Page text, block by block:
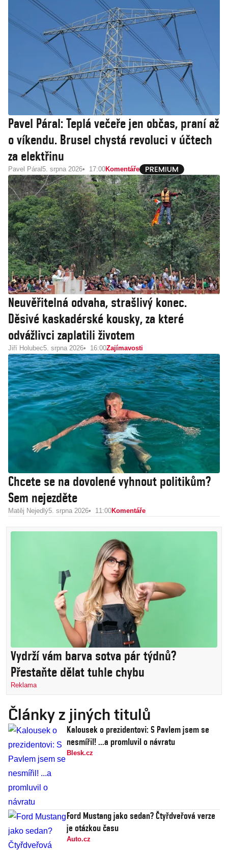
Pavel Páral: Teplá večeře jen občas, praní až
o víkendu. Brusel chystá revoluci v účtech
za elektřinu
Pavel Páral 5. srpna 2026 17:00Komentáře
Neuvěřitelná odvaha, strašlivý konec.
Děsivé kaskadérské kousky, za které
odvážlivci zaplatili životem
Jiří Holubec5. srpna 2026 16:00Zajímavosti
Chcete se na dovolené vyhnout politikům?
Sem nejezděte
Matěj Nejedlý5. srpna 2026 11:00Komentáře
Vydrží vám barva sotva pár týdnů?
Přestaňte dělat tuhle chybu
Reklama
Články z jiných titulů
Kalousek o prezidentovi: S Pavlem jsem se
nesmířil! ...a promluvil o návratu
Blesk.cz
Ford Mustang jako sedan? Čtyřdveřová verze
je otázkou času
Auto.cz